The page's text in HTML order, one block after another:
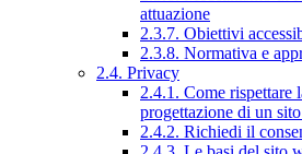
attuazione
2.3.7. Obiettivi
2.3.8. Normativa e
2.4. Privacy
2.4.1. Come rispettare
progettazione di un
2.4.2. Richiedi il